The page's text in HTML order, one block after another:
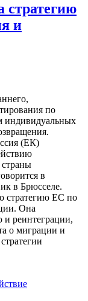
стратегию
и
по
индивидуальных
(ЕК)
в
в Брюсселе.
стратегию ЕС по
Она
и реинтеграции,
о миграции и